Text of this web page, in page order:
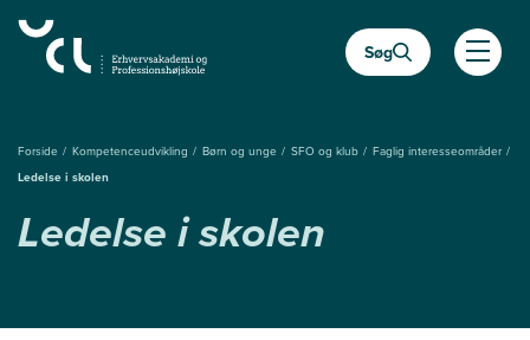
hovedindhold
Søg
Åben
Forside Kompetenceudvikling Børn og unge SFO og klub
Faglig interesseområder
Ledelse i skolen
Ledelse i skolen